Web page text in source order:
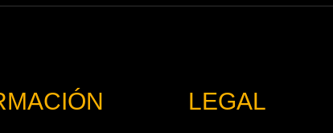
LEGAL